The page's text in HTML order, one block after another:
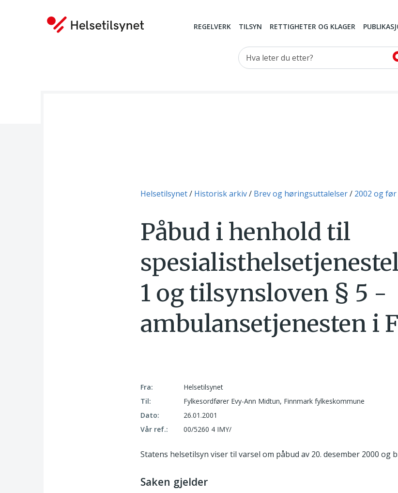
REGELVERK TILSYN RETTIGHETER OG KLAGER
Hva leter du etter?
Du er her:
Helsetilsynet Historisk arkiv Brev og høringsuttalelser 2002 og før
Påbud i henhold til
1 og tilsynsloven § 5 -
ambulansetjenesten i
Fra:
Helsetilsynet
Til:
Fylkesordfører Evy-Ann Midtun, Finnmark fylkeskommune
Dato:
26.01.2001
Vår ref.:
00/5260 4 IMY/
Statens helsetilsyn viser til varsel om påbud av 20. desember 2000 og
Saken gjelder